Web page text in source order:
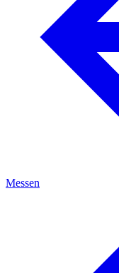
Messen